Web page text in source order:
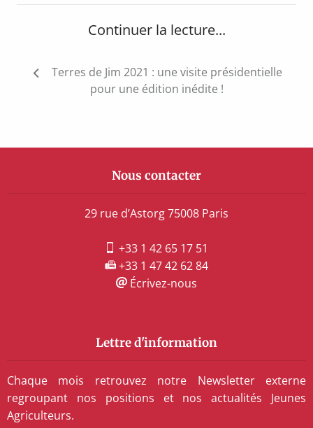
Continuer la lecture...
Navigation
de
Terres de Jim 2021 : une visite présidentielle
pour une édition inédite !
Nous contacter
29 rue d’Astorg 75008 Paris
+33 1 42 65 17 51
+33 1 47 42 62 84
Écrivez-nous
Lettre d'information
Chaque mois retrouvez notre Newsletter externe
regroupant nos positions et nos actualités Jeunes
Agriculteurs.